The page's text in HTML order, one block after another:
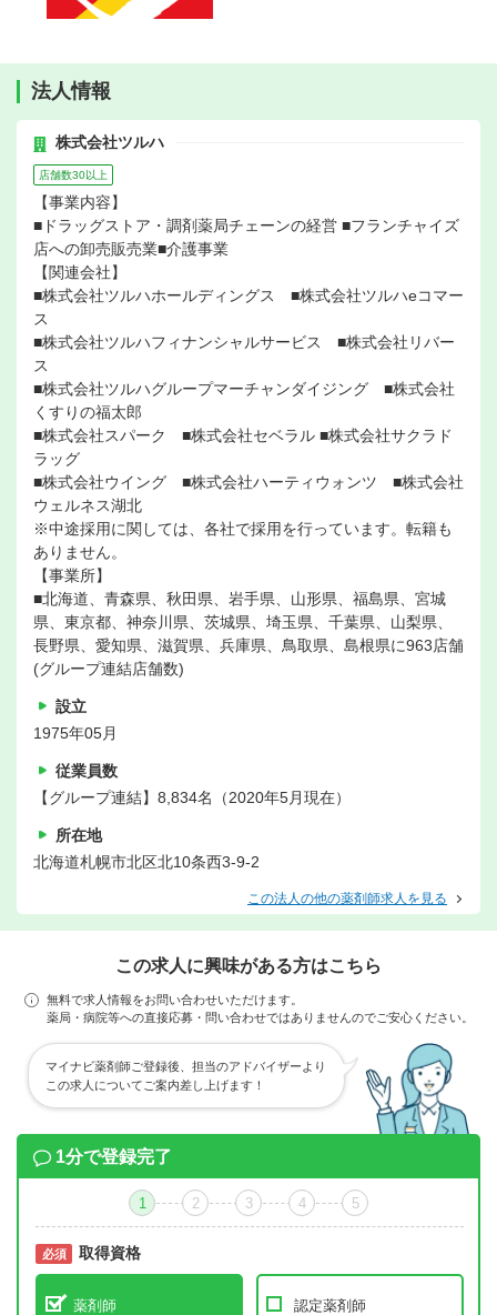
法人情報
株式会社ツルハ
店舗数30以上
【事業内容】
■ドラッグストア・調剤薬局チェーンの経営 ■フランチャイズ
店への卸売販売業■介護事業
【関連会社】
■株式会社ツルハホールディングス ■株式会社ツルハeコマー
ス
■株式会社ツルハフィナンシャルサービス ■株式会社リバー
ス
■株式会社ツルハグループマーチャンダイジング ■株式会社
くすりの福太郎
■株式会社スパーク ■株式会社セベラル ■株式会社サクラド
ラッグ
■株式会社ウイング ■株式会社ハーティウォンツ ■株式会社
ウェルネス湖北
※中途採用に関しては、各社で採用を行っています。転籍も
ありません。
【事業所】
■北海道、青森県、秋田県、岩手県、山形県、福島県、宮城
県、東京都、神奈川県、茨城県、埼玉県、千葉県、山梨県、
長野県、愛知県、滋賀県、兵庫県、鳥取県、島根県に963店舗
(グループ連結店舗数)
設立
1975年05月
従業員数
【グループ連結】8,834名（2020年5月現在）
所在地
北海道札幌市北区北10条西3-9-2
この法人の他の薬剤師求人を見る
この求人に興味がある方はこちら
無料で求人情報をお問い合わせいただけます。
薬局・病院等への直接応募・問い合わせではありませんのでご安心ください。
マイナビ薬剤師ご登録後、担当のアドバイザーより
この求人についてご案内差し上げます！
1分で登録完了
1 2 3 4 5
必須 取得資格
薬剤師 認定薬剤師